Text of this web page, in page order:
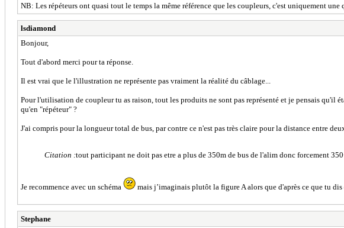
NB: Les répéteurs ont quasi tout le temps la même référence que les coupleurs, c'est uniquement une
lsdiamond
Bonjour,
Tout d'abord merci pour ta réponse.
Il est vrai que le l'illustration ne représente pas vraiment la réalité du câblage...
Pour l'utilisation de coupleur tu as raison, tout les produits ne sont pas représenté et je pensais
qu'en "répéteur" ?
J'ai compris pour la longueur total de bus, par contre ce n'est pas très claire pour la distance entre
Citation :tout participant ne doit pas etre a plus de 350m de bus de l'alim donc forcement
Je recommence avec un schéma mais j’imaginais plutôt la figure A alors que d'après ce que tu
Stephane